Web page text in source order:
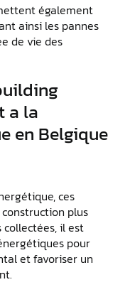
également
ainsi les pannes
de vie des
a la
en Belgique
ces
plus
il est
pour
et favoriser un